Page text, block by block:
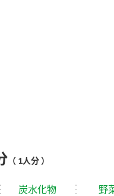
（ 1人分 ）
炭水化物 野